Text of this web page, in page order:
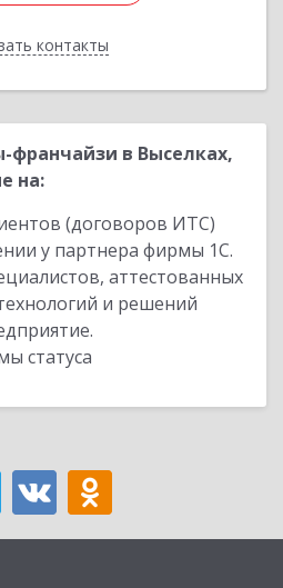
контакты
Назад
в Выселках,
на:
(договоров ИТС)
у партнера фирмы 1С.
аттестованных
и решений
статуса